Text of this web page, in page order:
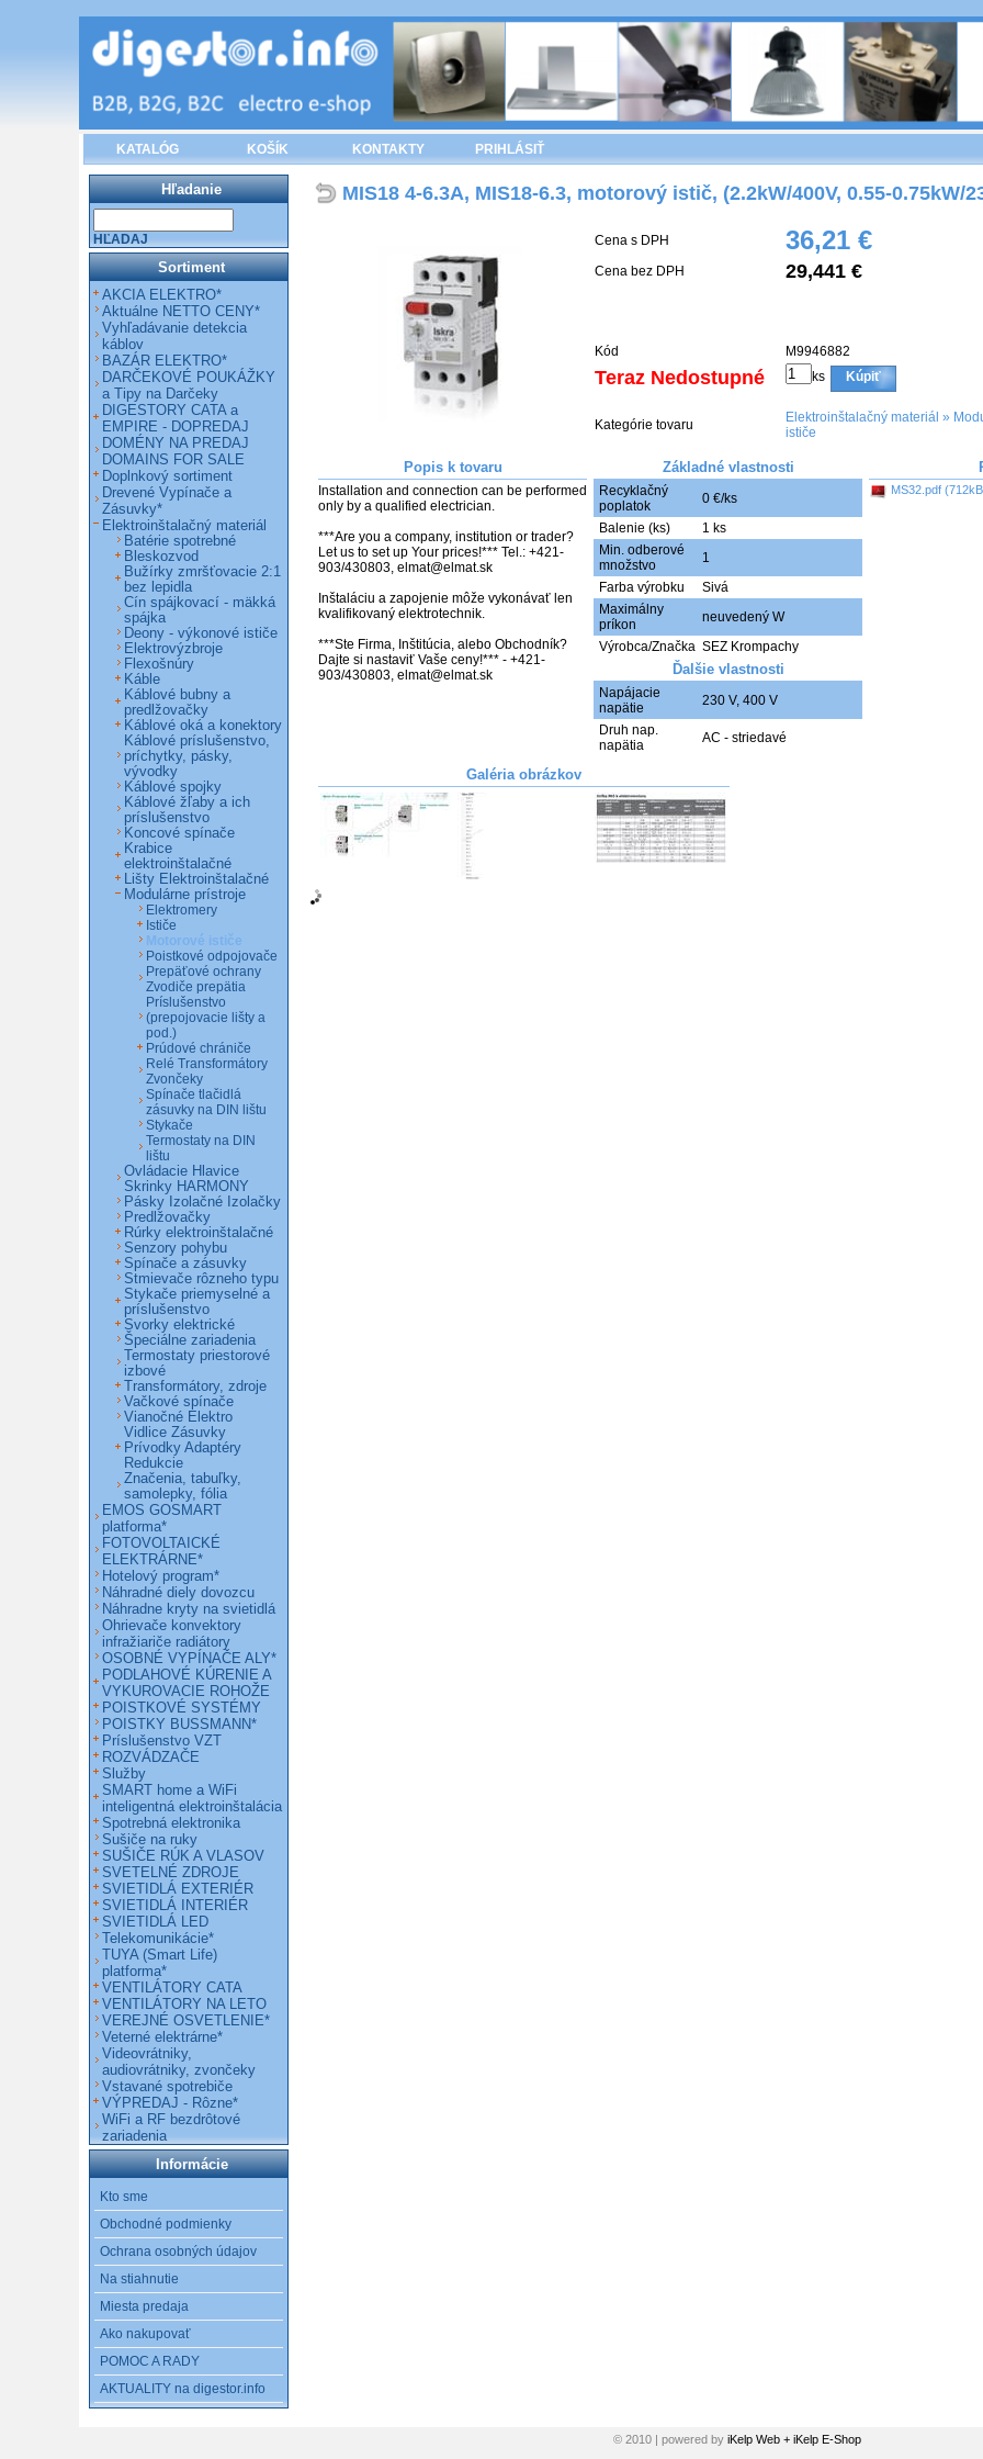
KATALÓG KOŠÍK KONTAKTY PRIHLÁSIŤ
MIS18 4-6.3A, MIS18-6.3, motorový istič, (2.2kW/400V, 0.55-0.75kW/
Cena s DPH 36,21 €
Cena bez DPH 29,441 €
Kód M9946882
Teraz Nedostupné ks Kúpiť
Kategórie tovaru Elektroinštalačný materiál »
ističe
Popis k tovaru
Installation and connection can be performed
only by a qualified electrician.
***Are you a company, institution or trader?
Let us to set up Your prices!*** Tel.: +421-
903/430803, elmat@elmat.sk
Inštaláciu a zapojenie môže vykonávať len
kvalifikovaný elektrotechnik.
***Ste Firma, Inštitúcia, alebo Obchodník?
Dajte si nastaviť Vaše ceny!*** - +421-
903/430803, elmat@elmat.sk
Základné vlastnosti
Recyklačný
poplatok
0 €/ks
Balenie (ks)
1 ks
Min. odberové
množstvo
1
Farba výrobku
Sivá
Maximálny
príkon
neuvedený W
Výrobca/Značka SEZ Krompachy
Ďalšie vlastnosti
Napájacie
napätie
230 V, 400 V
Druh nap.
napätia
AC - striedavé
MS32.pdf
Galéria obrázkov
Hľadanie
HĽADAJ
Sortiment
AKCIA ELEKTRO*
Aktuálne NETTO CENY*
Vyhľadávanie detekcia
káblov
BAZÁR ELEKTRO*
DARČEKOVÉ POUKÁŽKY
a Tipy na Darčeky
DIGESTORY CATA a
EMPIRE - DOPREDAJ
DOMÉNY NA PREDAJ
DOMAINS FOR SALE
Doplnkový sortiment
Drevené Vypínače a
Zásuvky*
Elektroinštalačný materiál
Batérie spotrebné
Bleskozvod
Bužírky zmršťovacie 2:1
bez lepidla
Cín spájkovací - mäkká
spájka
Deony - výkonové ističe
Elektrovýzbroje
Flexošnúry
Káble
Káblové bubny a
predlžovačky
Káblové oká a konektory
Káblové príslušenstvo,
príchytky, pásky,
vývodky
Káblové spojky
Káblové žľaby a ich
príslušenstvo
Koncové spínače
Krabice
elektroinštalačné
Lišty Elektroinštalačné
Modulárne prístroje
Elektromery
Ističe
Motorové ističe
Poistkové odpojovače
Prepäťové ochrany
Zvodiče prepätia
Príslušenstvo
(prepojovacie lišty a
pod.)
Prúdové chrániče
Relé Transformátory
Zvončeky
Spínače tlačidlá
zásuvky na DIN lištu
Stykače
Termostaty na DIN
lištu
Ovládacie Hlavice
Skrinky HARMONY
Pásky Izolačné Izolačky
Predlžovačky
Rúrky elektroinštalačné
Senzory pohybu
Spínače a zásuvky
Stmievače rôzneho typu
Stykače priemyselné a
príslušenstvo
Svorky elektrické
Špeciálne zariadenia
Termostaty priestorové
izbové
Transformátory, zdroje
Vačkové spínače
Vianočné Elektro
Vidlice Zásuvky
Prívodky Adaptéry
Redukcie
Značenia, tabuľky,
samolepky, fólia
EMOS GOSMART
platforma*
FOTOVOLTAICKÉ
ELEKTRÁRNE*
Hotelový program*
Náhradné diely dovozcu
Náhradne kryty na svietidlá
Ohrievače konvektory
infražiariče radiátory
OSOBNÉ VYPÍNAČE ALY*
PODLAHOVÉ KÚRENIE A
VYKUROVACIE ROHOŽE
POISTKOVÉ SYSTÉMY
POISTKY BUSSMANN*
Príslušenstvo VZT
ROZVÁDZAČE
Služby
SMART home a WiFi
inteligentná elektroinštalácia
Spotrebná elektronika
Sušiče na ruky
SUŠIČE RÚK A VLASOV
SVETELNÉ ZDROJE
SVIETIDLÁ EXTERIÉR
SVIETIDLÁ INTERIÉR
SVIETIDLÁ LED
Telekomunikácie*
TUYA (Smart Life)
platforma*
VENTILÁTORY CATA
VENTILÁTORY NA LETO
VEREJNÉ OSVETLENIE*
Veterné elektrárne*
Videovrátniky,
audiovrátniky, zvončeky
Vstavané spotrebiče
VÝPREDAJ - Rôzne*
WiFi a RF bezdrôtové
zariadenia
Informácie
Kto sme
Obchodné podmienky
Ochrana osobných údajov
Na stiahnutie
Miesta predaja
Ako nakupovať
POMOC A RADY
AKTUALITY na digestor.info
© 2010 | powered by iKelp Web + iKelp E-Shop